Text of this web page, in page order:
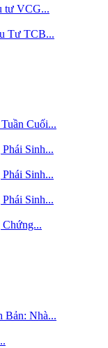
tư VCG...
Tư TCB...
Cuối...
Sinh...
Sinh...
Sinh...
Bản: Nhà...